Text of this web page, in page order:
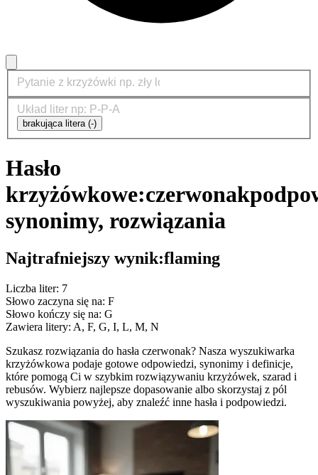
brakująca litera (-)
Hasło
krzyżówkowe:czerwonak
synonimy, rozwiązania
Najtrafniejszy wynik:flaming
Liczba liter: 7
Słowo zaczyna się na: F
Słowo kończy się na: G
Zawiera litery: A, F, G, I, L, M, N
Szukasz rozwiązania do hasła czerwonak? Nasza wyszukiwarka
krzyżówkowa podaje gotowe odpowiedzi, synonimy i definicje,
które pomogą Ci w szybkim rozwiązywaniu krzyżówek, szarad i
rebusów. Wybierz najlepsze dopasowanie albo skorzystaj z pól
wyszukiwania powyżej, aby znaleźć inne hasła i podpowiedzi.